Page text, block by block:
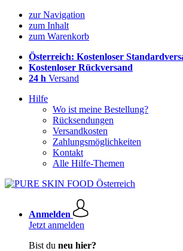
zur Navigation
zum Inhalt
zum Warenkorb
Österreich: Kostenloser
Kostenloser Rückversand
24 h Versand
Hilfe
Wo ist meine Bestellung?
Rücksendungen
Versandkosten
Zahlungsmöglichkeiten
Kontakt
Alle Hilfe-Themen
Anmelden
Jetzt anmelden
Bist du neu hier?